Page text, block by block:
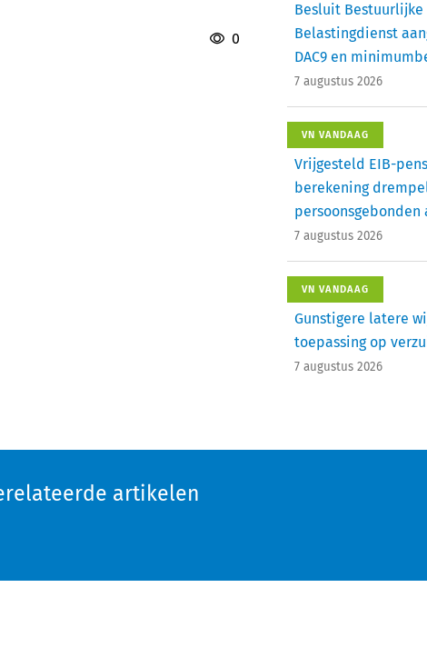
0
Besluit Bestuurlijke
Belastingdienst
DAC9 en
7 augustus 2026
VN VANDAAG
Vrijgesteld EIB-
berekening
persoonsgebonden
7 augustus 2026
VN VANDAAG
Gunstigere latere
toepassing op
7 augustus 2026
artikelen